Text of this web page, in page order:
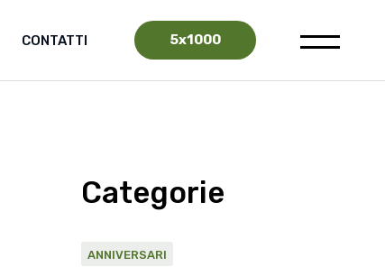
CONTATTI 5x1000
Categorie
ANNIVERSARI